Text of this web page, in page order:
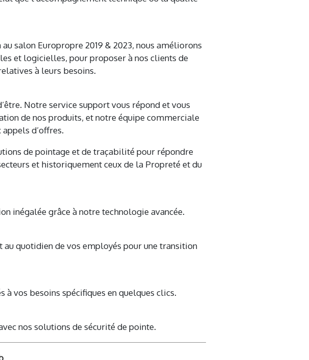
salon Europropre 2019 & 2023, nous améliorons
et logicielles, pour proposer à nos clients de
à leurs besoins.
Notre service support vous répond et vous
de nos produits, et notre équipe commerciale
d’offres.
de pointage et de traçabilité pour répondre
et historiquement ceux de la Propreté et du
inégalée grâce à notre technologie avancée.
quotidien de vos employés pour une transition
vos besoins spécifiques en quelques clics.
nos solutions de sécurité de pointe.